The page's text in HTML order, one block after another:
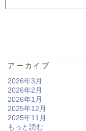
アーカイブ
2026年3月
2026年2月
2026年1月
2025年12月
2025年11月
もっと読む